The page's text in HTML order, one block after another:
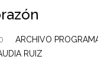
ARCHIVO
RUIZ